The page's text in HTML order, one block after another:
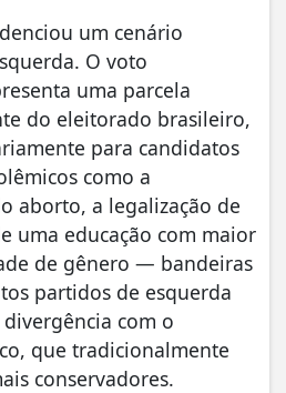
um cenário
O voto
uma parcela
do eleitorado brasileiro,
para candidatos
como a
aborto, a legalização de
uma educação com maior
de gênero — bandeiras
partidos de esquerda
com o
que tradicionalmente
conservadores.